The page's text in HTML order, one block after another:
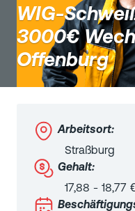
WIG-
3000€
Offenburg
Arbeitsort:
Straßburg
Gehalt:
17,88 - 18,77